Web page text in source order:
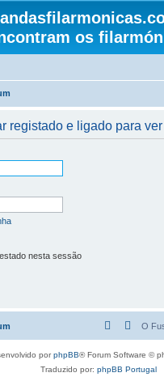
os
registado e ligado para
nesta sessão
O
porphpBB® Forum Software ©
Traduzido por: phpBB Portugal